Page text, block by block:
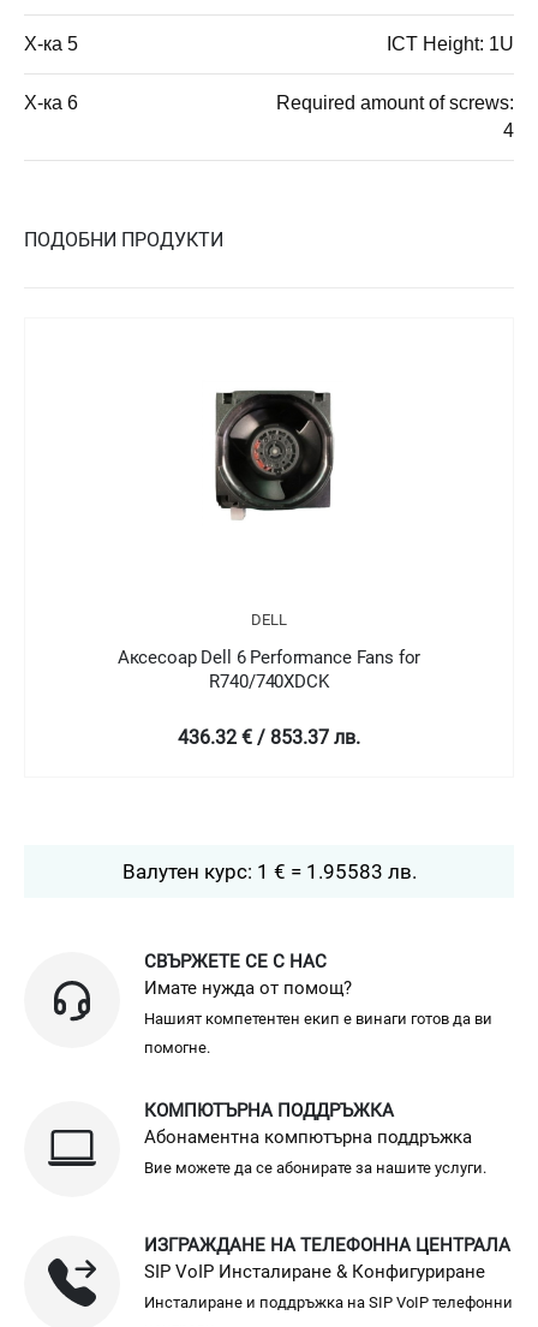
Х-ка 5 ICT Height: 1U
Х-ка 6
Required amount of screws:
4
ПОДОБНИ ПРОДУКТИ
DELL
Аксесоар Dell 6 Performance Fans for
R740/740XDCK
436.32 € / 853.37 лв.
Валутен курс: 1 € = 1.95583 лв.
СВЪРЖЕТЕ СЕ С НАС
Имате нужда от помощ?
Нашият компетентен екип е винаги готов да ви
помогне.
КОМПЮТЪРНА ПОДДРЪЖКА
Абонаментна компютърна поддръжка
Вие можете да се абонирате за нашите услуги.
ИЗГРАЖДАНЕ НА ТЕЛЕФОННА ЦЕНТРАЛА
SIP VoIP Инсталиране & Конфигуриране
Инсталиране и поддръжка на SIP VoIP телефонни